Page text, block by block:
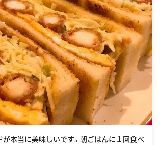
本当に美味しいです。朝ごはんに１回食べ